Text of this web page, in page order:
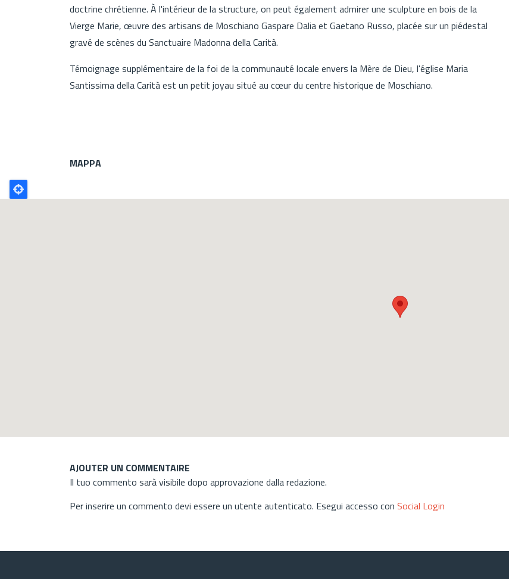
doctrine chrétienne. À l'intérieur de la structure, on peut également admirer une sculpture en bois de la
Vierge Marie, œuvre des artisans de Moschiano Gaspare Dalia et Gaetano Russo, placée sur un piédestal
gravé de scènes du Sanctuaire Madonna della Carità.
Témoignage supplémentaire de la foi de la communauté locale envers la Mère de Dieu, l'église Maria
Santissima della Carità est un petit joyau situé au cœur du centre historique de Moschiano.
MAPPA
Poligono
GEO
AJOUTER UN COMMENTAIRE
Il tuo commento sarà visibile dopo approvazione dalla redazione.
Per inserire un commento devi essere un utente autenticato. Esegui accesso con Social Login